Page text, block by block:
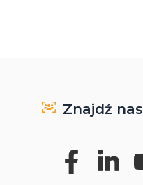
Znajdź nas